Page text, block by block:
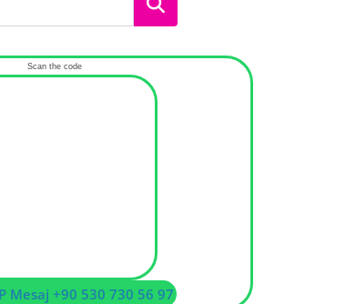
Ara
Scan the code
Mesaj +90 530 730 56 97